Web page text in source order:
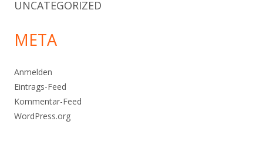
UNCATEGORIZED
META
Anmelden
Eintrags-Feed
Kommentar-Feed
WordPress.org